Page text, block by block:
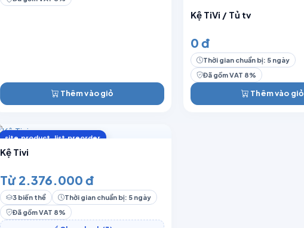
Thêm vào giỏ
Kệ TiVi / Tủ tv
0 đ
Thời gian chuẩn bị: 5 ngày
Đã gồm VAT 8%
Thêm vào giỏ
site.product_list.preorder
Kệ Tivi
Từ 2.376.000 đ
3 biến thể
Thời gian chuẩn bị: 5 ngày
Đã gồm VAT 8%